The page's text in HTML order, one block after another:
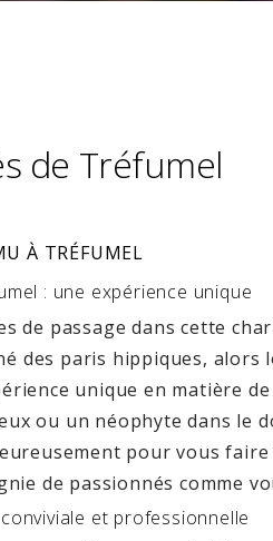
de Tréfumel
À TRÉFUMEL
: une expérience unique
de passage dans cette
des paris hippiques, alors
unique en matière de
ou un néophyte dans le
pour vous
de passionnés comme
et professionnelle